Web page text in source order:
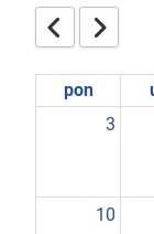
pon
3
10